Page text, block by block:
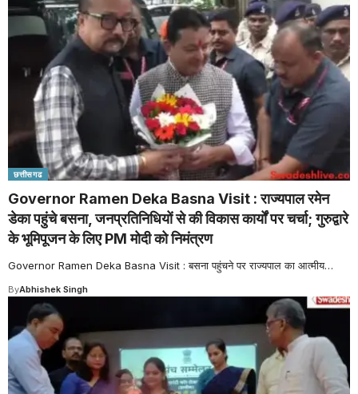
छत्तीसगढ
Governor Ramen Deka Basna Visit : राज्यपाल रमेन
डेका पहुंचे बसना, जनप्रतिनिधियों से की विकास कार्यों पर चर्चा; गुरुद्वारे
के भूमिपूजन के लिए PM मोदी को निमंत्रण
Governor Ramen Deka Basna Visit : बसना पहुंचने पर राज्यपाल का आत्मीय…
ByAbhishek Singh